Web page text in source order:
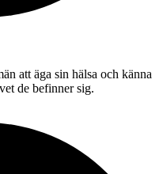
att äga sin hälsa och känna
de befinner sig.